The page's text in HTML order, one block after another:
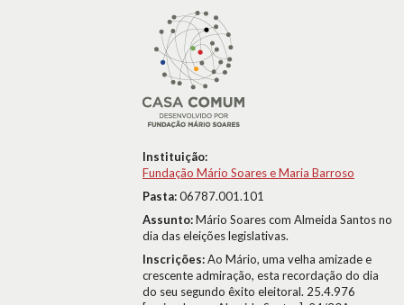
Instituição:
Fundação Mário Soares e Maria Barroso
Pasta:06787.001.101
Assunto:Mário Soares com Almeida Santos no
dia das eleições legislativas.
Inscrições:Ao Mário, uma velha amizade e
crescente admiração, esta recordação do dia
do seu segundo êxito eleitoral. 25.4.976